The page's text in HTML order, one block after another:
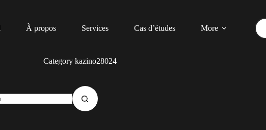
À propos Services Cas d’études More
Categorykazino28024